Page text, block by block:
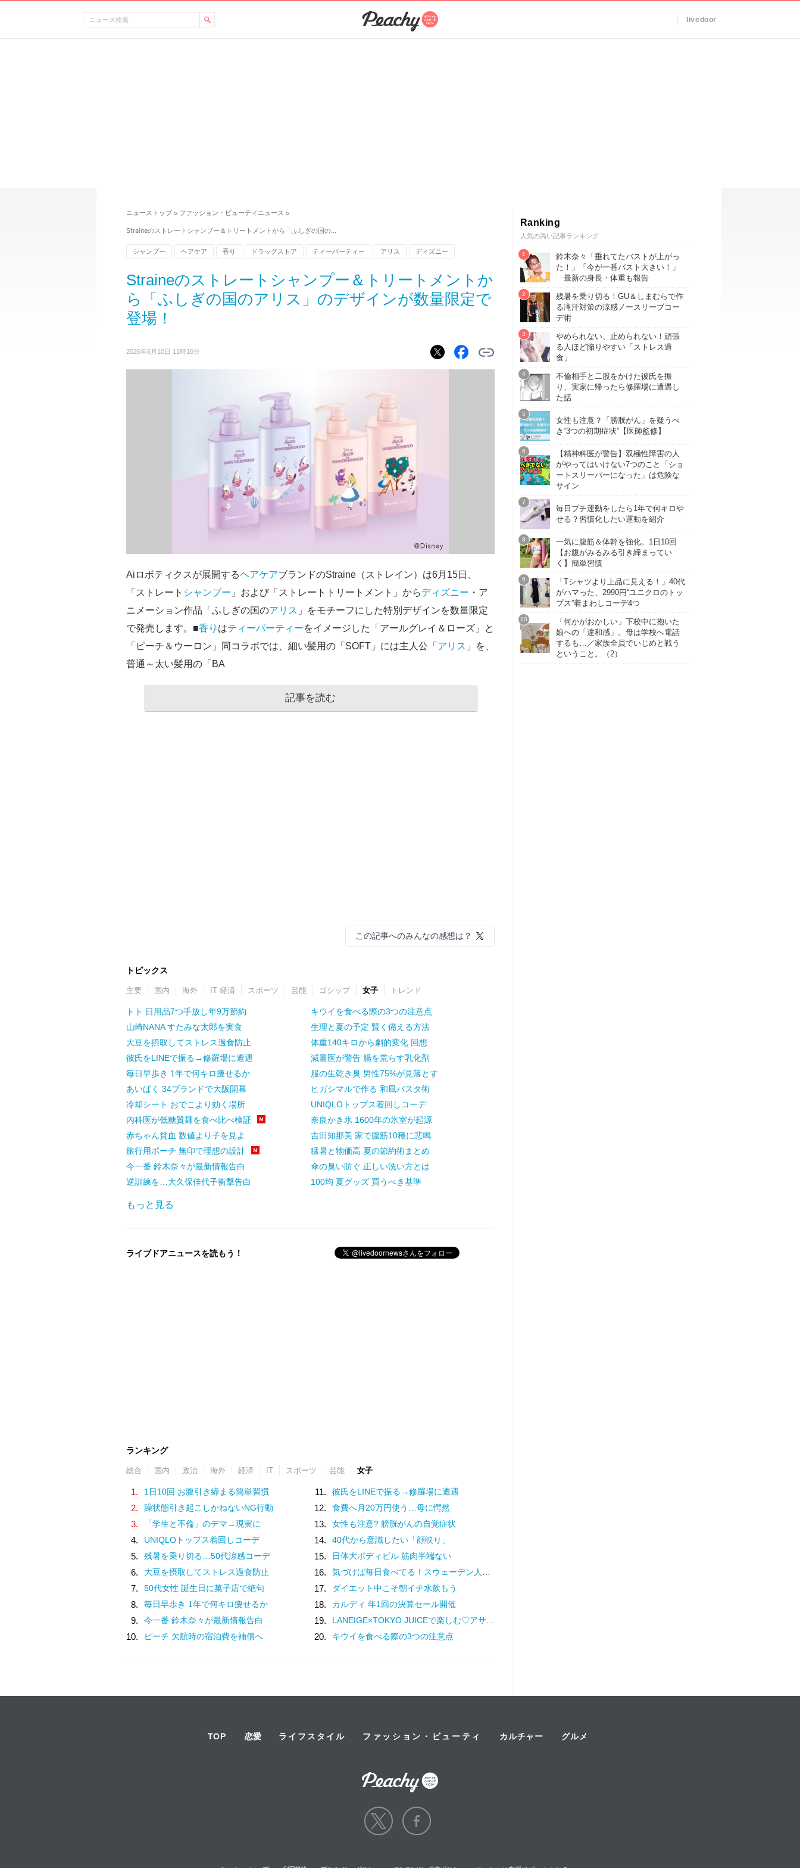
livedoor
ニューストップ > ファッション・ビューティニュース >
Straineのストレートシャンプー＆トリートメントから「ふしぎの国の…
シャンプー ヘアケア 香り ドラッグストア ティーパーティー アリス ディズニー
Straineのストレートシャンプー＆トリートメントか
ら「ふしぎの国のアリス」のデザインが数量限定で
登場！
2026年6月10日 11時10分
Aiロボティクスが展開するヘアケアブランドのStraine（ストレイン）は6月15日、
「ストレート シャンプー 」および「ストレートトリートメント」からディズニー ・ア
ニメーション作品「ふしぎの国のアリス 」をモチーフにした特別デザインを数量限定
で発売します。■香り はティーパーティーをイメージした「アールグレイ＆ローズ」と
「ピーチ＆ウーロン」同コラボでは、細い髪用の「SOFT」には主人公「 アリス 」を、
普通～太い髪用の「BA
記事を読む
この記事へのみんなの感想は？
トピックス
主要 国内 海外 IT 経済 スポーツ 芸能 ゴシップ 女子 トレンド
トト 日用品7つ手放し年9万節約
山崎NANA すたみな太郎を実食
大豆を摂取してストレス過食防止
彼氏をLINEで振る→修羅場に遭遇
毎日早歩き 1年で何キロ痩せるか
あいぱく 34ブランドで大阪開幕
冷却シート おでこより効く場所
内科医が低糖質麺を食べ比べ検証
赤ちゃん貧血 数値より子を見よ
旅行用ポーチ 無印で理想の設計
今一番 鈴木奈々が最新情報告白
逆訓練を…大久保佳代子衝撃告白
キウイを食べる際の3つの注意点
生理と夏の予定 賢く備える方法
体重140キロから劇的変化 回想
減量医が警告 腸を荒らす乳化剤
服の生乾き臭 男性75%が見落とす
ヒガシマルで作る 和風パスタ術
UNIQLOトップス着回しコーデ
奈良かき氷 1600年の氷室が起源
吉田知那美 家で腹筋10種に悲鳴
猛暑と物価高 夏の節約術まとめ
傘の臭い防ぐ 正しい洗い方とは
100均 夏グッズ 買うべき基準
もっと見る
ライブドアニュースを読もう！
ランキング
総合 国内 政治 海外 経済 IT スポーツ 芸能 女子
1. 1日10回 お腹引き締まる簡単習慣
2. 躁状態引き起こしかねないNG行動
3. 「学生と不倫」のデマ→現実に
4. UNIQLOトップス着回しコーデ
5. 残暑を乗り切る…50代涼感コーデ
6. 大豆を摂取してストレス過食防止
7. 50代女性 誕生日に菓子店で絶句
8. 毎日早歩き 1年で何キロ痩せるか
9. 今一番 鈴木奈々が最新情報告白
10. ピーチ 欠航時の宿泊費を補償へ
11. 彼氏をLINEで振る→修羅場に遭遇
12. 食費へ月20万円使う…母に愕然
13. 女性も注意? 膀胱がんの自覚症状
14. 40代から意識したい「顔映り」
15. 日体大ボディビル 筋肉半端ない
16. 気づけば毎日食べてる！スウェーデン人漫画家がリピートし続ける日本の定番食
17. ダイエット中こそ朝イチ水飲もう
18. カルディ 年1回の決算セール開催
19. LANEIGE×TOKYO JUICEで楽しむ♡アサイーマンゴースムージーの特別企画
20. キウイを食べる際の3つの注意点
Ranking
人気の高い記事ランキング
鈴木奈々「垂れてたバストが上がっ
た！」「今が一番バスト大きい！」
最新の身長・体重も報告
残暑を乗り切る！GU＆しまむらで作
る滝汗対策の涼感ノースリーブコー
デ術
やめられない、止められない！頑張
る人ほど陥りやすい「ストレス過
食」
不倫相手と二股をかけた彼氏を振
り、実家に帰ったら修羅場に遭遇し
た話
女性も注意？「膀胱がん」を疑うべ
き“3つの初期症状”【医師監修】
【精神科医が警告】双極性障害の人
がやってはいけない7つのこと「ショ
ートスリーパーになった」は危険な
サイン
毎日プチ運動をしたら1年で何キロや
せる？習慣化したい運動を紹介
一気に腹筋＆体幹を強化。1日10回
【お腹がみるみる引き締まってい
く】簡単習慣
「Tシャツより上品に見える！」40代
がハマった、2990円“ユニクロのトッ
プス”着まわしコーデ4つ
「何かがおかしい」下校中に抱いた
娘への「違和感」。母は学校へ電話
するも…／家族全員でいじめと戦う
ということ。（2）
TOP 恋愛 ライフスタイル ファッション・ビューティ カルチャー グルメ